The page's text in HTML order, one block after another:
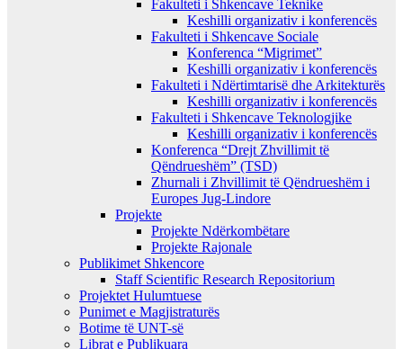
Fakulteti i Shkencave Teknike
Keshilli organizativ i konferencës
Fakulteti i Shkencave Sociale
Konferenca “Migrimet”
Keshilli organizativ i konferencës
Fakulteti i Ndërtimtarisë dhe Arkitekturës
Keshilli organizativ i konferencës
Fakulteti i Shkencave Teknologjike
Keshilli organizativ i konferencës
Konferenca “Drejt Zhvillimit të
Qëndrueshëm” (TSD)
Zhurnali i Zhvillimit të Qëndrueshëm i
Europes Jug-Lindore
Projekte
Projekte Ndërkombëtare
Projekte Rajonale
Publikimet Shkencore
Staff Scientific Research Repositorium
Projektet Hulumtuese
Punimet e Magjistraturës
Botime të UNT-së
Librat e Publikuara